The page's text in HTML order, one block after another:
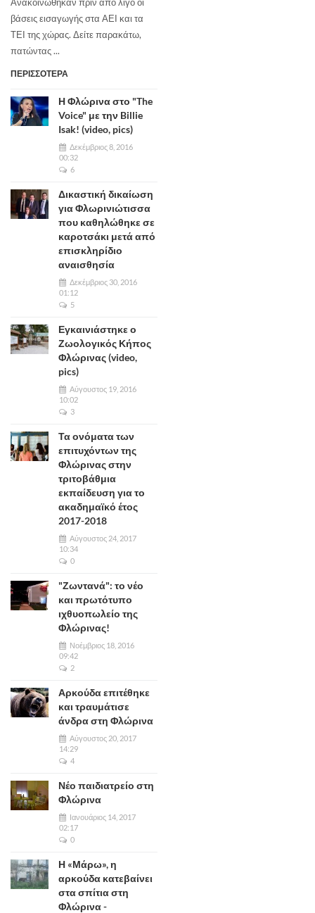
βάσεις εισαγωγής στα ΑΕΙ και τα
ΤΕΙ της χώρας. Δείτε παρακάτω,
πατώντας ...
ΠΕΡΙΣΣΟΤΕΡΑ
Η Φλώρινα στο "The
Voice" με την Billie
Isak! (video, pics)
Δεκέμβριος 8, 2016
00:32
6
Δικαστική δικαίωση
για Φλωρινιώτισσα
που καθηλώθηκε σε
καροτσάκι μετά από
επισκληρίδιο
αναισθησία
Δεκέμβριος 30, 2016
01:12
5
Εγκαινιάστηκε ο
Ζωολογικός Κήπος
Φλώρινας (video,
pics)
Αύγουστος 19, 2016
10:02
3
Τα ονόματα των
επιτυχόντων της
Φλώρινας στην
τριτοβάθμια
εκπαίδευση για το
ακαδημαϊκό έτος
2017-2018
Αύγουστος 24, 2017
10:34
0
"Ζωντανά": το νέο
και πρωτότυπο
ιχθυοπωλείο της
Φλώρινας!
Νοέμβριος 18, 2016
09:42
2
Αρκούδα επιτέθηκε
και τραυμάτισε
άνδρα στη Φλώρινα
Αύγουστος 20, 2017
14:29
4
Νέο παιδιατρείο στη
Φλώρινα
Ιανουάριος 14, 2017
02:17
0
Η «Μάρω», η
αρκούδα κατεβαίνει
στα σπίτια στη
Φλώρινα -